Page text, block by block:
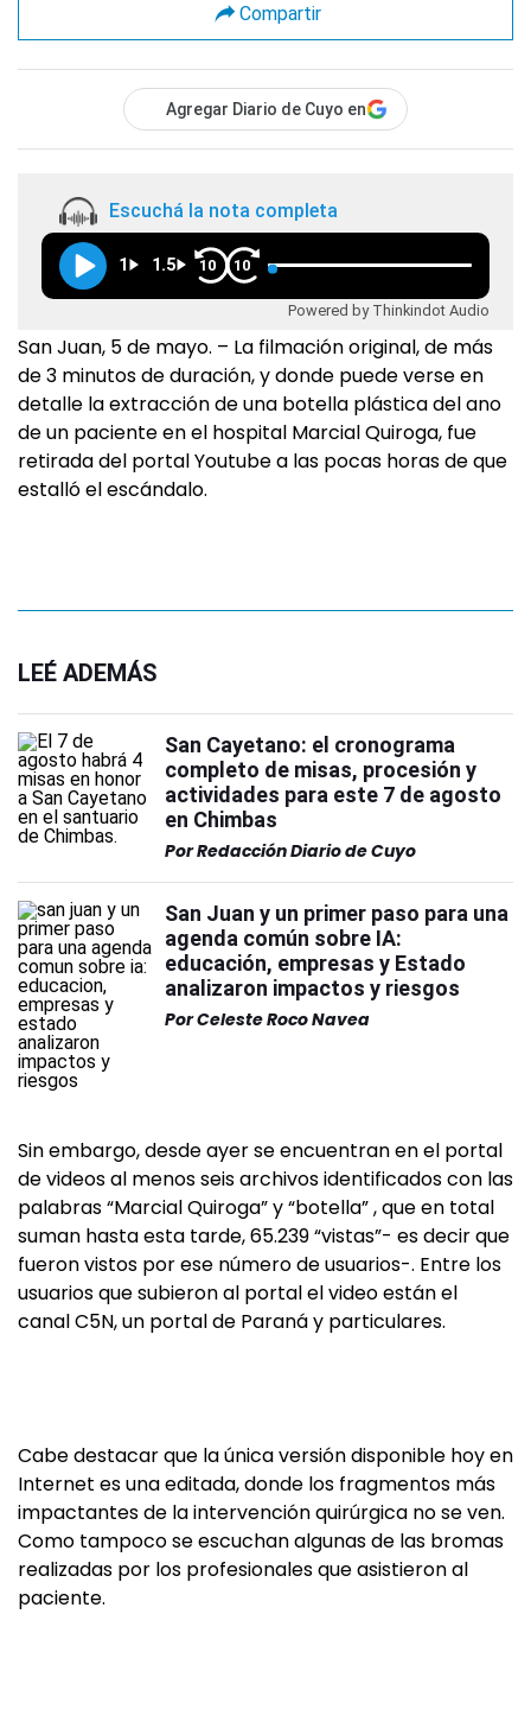
Compartir
Agregar Diario de Cuyo en
Escuchá la nota completa
1 1.5 10 10
Powered by Thinkindot Audio
San Juan, 5 de mayo. – La filmación original, de más
de 3 minutos de duración, y donde puede verse en
detalle la extracción de una botella plástica del ano
de un paciente en el hospital Marcial Quiroga, fue
retirada del portal Youtube a las pocas horas de que
estalló el escándalo.
LEÉ ADEMÁS
San Cayetano: el cronograma
completo de misas, procesión y
actividades para este 7 de agosto
en Chimbas
PorRedacción Diario de Cuyo
San Juan y un primer paso para una
agenda común sobre IA:
educación, empresas y Estado
analizaron impactos y riesgos
PorCeleste Roco Navea
Sin embargo, desde ayer se encuentran en el portal
de videos al menos seis archivos identificados con las
palabras “Marcial Quiroga” y “botella” , que en total
suman hasta esta tarde, 65.239 “vistas”- es decir que
fueron vistos por ese número de usuarios-. Entre los
usuarios que subieron al portal el video están el
canal C5N, un portal de Paraná y particulares.
Cabe destacar que la única versión disponible hoy en
Internet es una editada, donde los fragmentos más
impactantes de la intervención quirúrgica no se ven.
Como tampoco se escuchan algunas de las bromas
realizadas por los profesionales que asistieron al
paciente.